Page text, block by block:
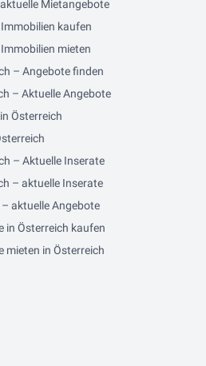
Mietangebote
kaufen
mieten
– Angebote finden
– Aktuelle Angebote
Österreich
– Aktuelle Inserate
– aktuelle Inserate
aktuelle Angebote
in Österreich kaufen
mieten in Österreich